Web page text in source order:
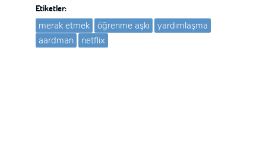
Etiketler:
merak etmek öğrenme aşkı
yardımlaşma
aardman
netflix